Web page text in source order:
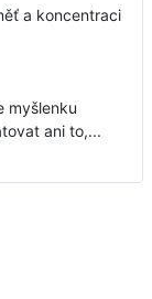
a koncentraci
myšlenku
ani to,...